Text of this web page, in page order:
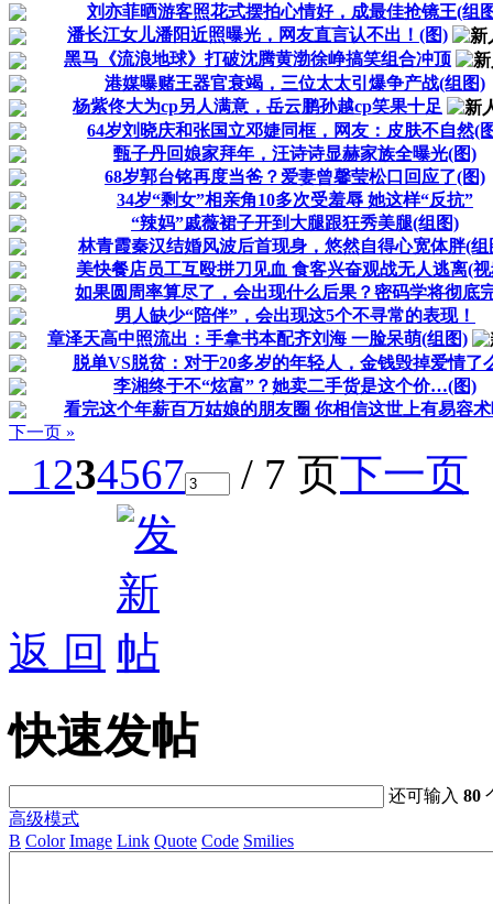
刘亦菲晒游客照花式摆拍心情好，成最佳抢镜王(组
潘长江女儿潘阳近照曝光，网友直言认不出！(图)
黑马《流浪地球》打破沈腾黄渤徐峥搞笑组合冲顶
港媒曝赌王器官衰竭，三位太太引爆争产战(组图)
杨紫佟大为cp另人满意，岳云鹏孙越cp笑果十足
64岁刘晓庆和张国立邓婕同框，网友：皮肤不自然(
甄子丹回娘家拜年，汪诗诗显赫家族全曝光(图)
68岁郭台铭再度当爸？爱妻曾馨莹松口回应了(图)
34岁“剩女”相亲角10多次受羞辱 她这样“反抗”
“辣妈”戚薇裙子开到大腿跟狂秀美腿(组图)
林青霞秦汉结婚风波后首现身，悠然自得心宽体胖(组
美快餐店员工互殴拼刀见血 食客兴奋观战无人逃离(
如果圆周率算尽了，会出现什么后果？密码学将彻底
男人缺少“陪伴”，会出现这5个不寻常的表现！
章泽天高中照流出：手拿书本配齐刘海 一脸呆萌(组图)
脱单VS脱贫：对于20多岁的年轻人，金钱毁掉爱情了
李湘终于不“炫富”？她卖二手货是这个价…(图)
看完这个年薪百万姑娘的朋友圈 你相信这世上有易容
下一页 »
1234567 / 7 页下一页
返 回
快速发帖
还可输入80
高级模式
B Color Image Link Quote Code Smilies